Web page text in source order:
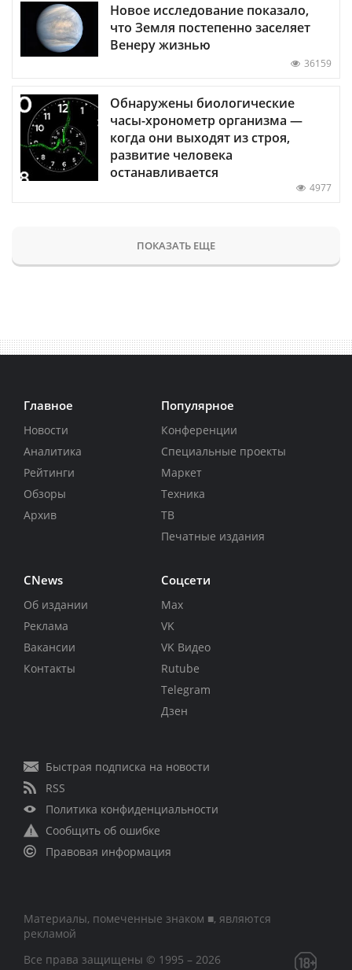
Новое исследование показало,
что Земля постепенно заселяет
Венеру жизнью
36159
Обнаружены биологические
часы-хронометр организма —
когда они выходят из строя,
развитие человека
останавливается
4977
ПОКАЗАТЬ ЕЩЕ
Главное
Новости
Аналитика
Рейтинги
Обзоры
Архив
Популярное
Конференции
Специальные проекты
Маркет
Техника
ТВ
Печатные издания
CNews
Об издании
Реклама
Вакансии
Контакты
Соцсети
Max
VK
VK Видео
Rutube
Telegram
Дзен
Быстрая подписка на новости
RSS
Политика конфиденциальности
Сообщить об ошибке
Правовая информация
Материалы, помеченные знаком ■, являются
рекламой
Все права защищены © 1995 – 2026